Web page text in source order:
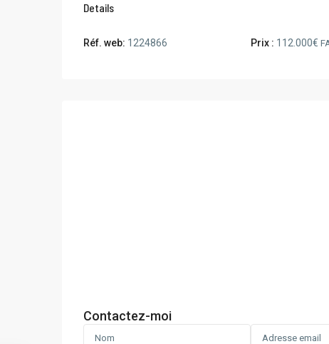
Details
Réf. web: 1224866 Prix : 112.000€
Contactez-moi